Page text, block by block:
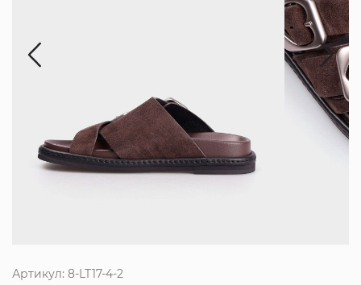
Артикул: 8-LT17-4-2